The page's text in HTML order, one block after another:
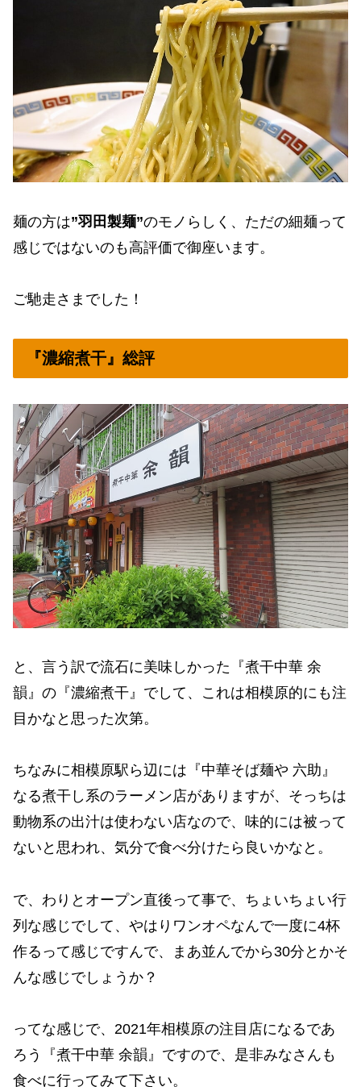
麺の方は”羽田製麺”のモノらしく、ただの細麺って
感じではないのも高評価で御座います。
ご馳走さまでした！
『濃縮煮干』総評
と、言う訳で流石に美味しかった『煮干中華 余
韻』の『濃縮煮干』でして、これは相模原的にも注
目かなと思った次第。
ちなみに相模原駅ら辺には『中華そば麺や 六助』
なる煮干し系のラーメン店がありますが、そっちは
動物系の出汁は使わない店なので、味的には被って
ないと思われ、気分で食べ分けたら良いかなと。
で、わりとオープン直後って事で、ちょいちょい行
列な感じでして、やはりワンオペなんで一度に4杯
作るって感じですんで、まあ並んでから30分とかそ
んな感じでしょうか？
ってな感じで、2021年相模原の注目店になるであ
ろう『煮干中華 余韻』ですので、是非みなさんも
食べに行ってみて下さい。